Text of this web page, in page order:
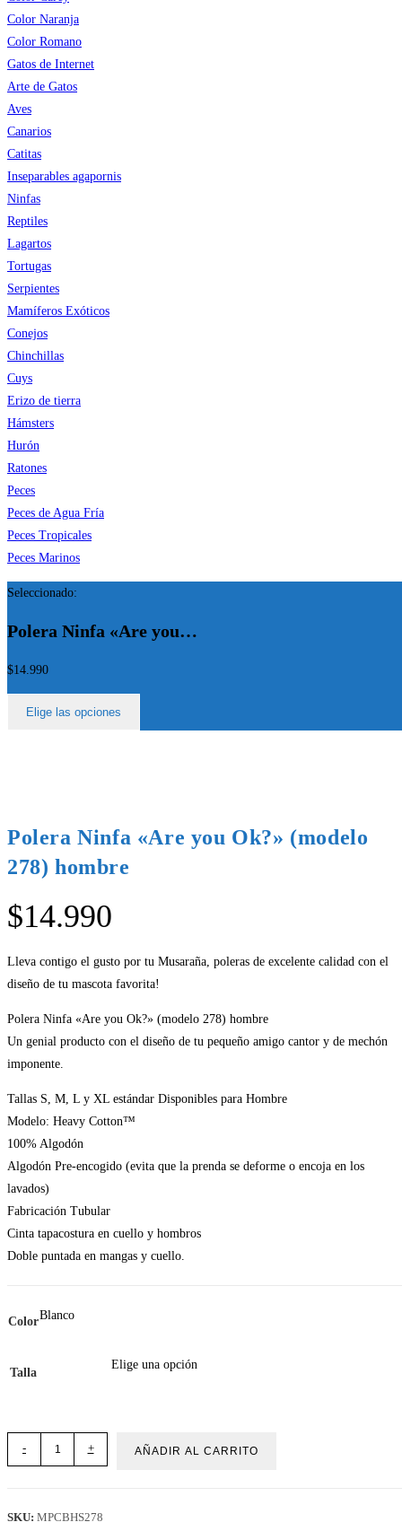
Color Naranja
Color Romano
Gatos de Internet
Arte de Gatos
Aves
Canarios
Catitas
Inseparables agapornis
Ninfas
Reptiles
Lagartos
Tortugas
Serpientes
Mamíferos Exóticos
Conejos
Chinchillas
Cuys
Erizo de tierra
Hámsters
Hurón
Ratones
Peces
Peces de Agua Fría
Peces Tropicales
Peces Marinos
Seleccionado:
Polera Ninfa «Are you…
$14.990
Elige las opciones
Polera Ninfa «Are you Ok?» (modelo
278) hombre
$14.990
Lleva contigo el gusto por tu Musaraña, poleras de excelente calidad con el
diseño de tu mascota favorita!
Polera Ninfa «Are you Ok?» (modelo 278) hombre
Un genial producto con el diseño de tu pequeño amigo cantor y de mechón
imponente.
Tallas S, M, L y XL estándar Disponibles para Hombre
Modelo: Heavy Cotton™
100% Algodón
Algodón Pre-encogido (evita que la prenda se deforme o encoja en los
lavados)
Fabricación Tubular
Cinta tapacostura en cuello y hombros
Doble puntada en mangas y cuello.
ColorBlanco
Talla
Elige una opción
Ninfa
- + AÑADIR AL CARRITO
SKU: MPCBHS278